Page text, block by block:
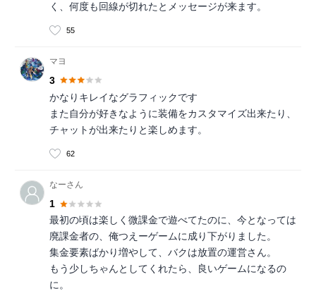
く、何度も回線が切れたとメッセージが来ます。
55
マヨ
3
かなりキレイなグラフィックです
また自分が好きなように装備をカスタマイズ出来たり、
チャットが出来たりと楽しめます。
62
なーさん
1
最初の頃は楽しく微課金で遊べてたのに、今となっては
廃課金者の、俺つえーゲームに成り下がりました。
集金要素ばかり増やして、バクは放置の運営さん。
もう少しちゃんとしてくれたら、良いゲームになるの
に。